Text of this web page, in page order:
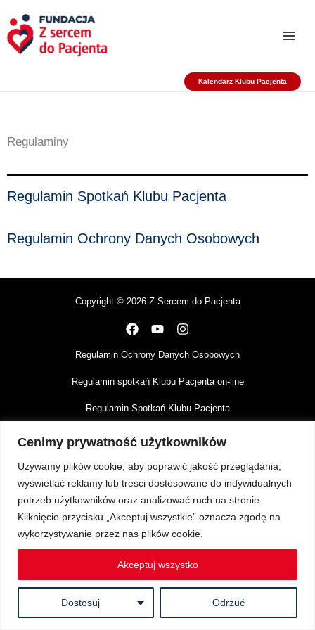
Cenimy prywatność użytkowników
Używamy plików cookie, aby poprawić jakość przeglądania,
wyświetlać reklamy lub treści dostosowane do indywidualnych
potrzeb użytkowników oraz analizować ruch na stronie.
Kliknięcie przycisku „Akceptuj wszystkie” oznacza zgodę na
wykorzystywanie przez nas plików cookie.
Dostosuj Odrzuć
Akceptuj wszystko
do
treści
Kalendarz Klubu Pacjenta
Regulaminy
Regulamin Spotkań Klubu Pacjenta
Regulamin Ochrony Danych Osobowych
Copyright © 2026 Z Sercem do Pacjenta
Regulamin Ochrony Danych Osobowych
Regulamin spotkań Klubu Pacjenta on-line
Regulamin Spotkań Klubu Pacjenta